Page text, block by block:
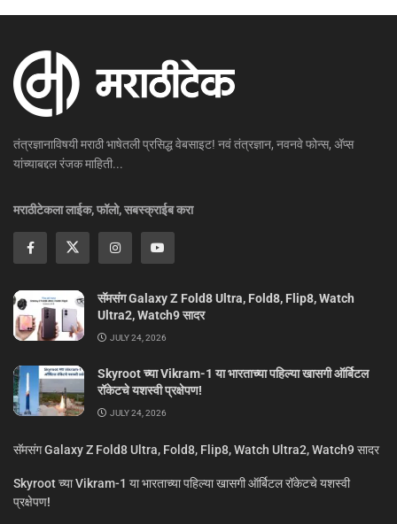
तंत्रज्ञानाविषयी मराठी भाषेतली प्रसिद्ध वेबसाइट! नवं तंत्रज्ञान, नवनवे फोन्स, ॲप्स
यांच्याबद्दल रंजक माहिती...
मराठीटेकला लाईक, फॉलो, सबस्क्राईब करा
सॅमसंग Galaxy Z Fold8 Ultra, Fold8, Flip8, Watch
Ultra2, Watch9 सादर
JULY 24, 2026
Skyroot च्या Vikram-1 या भारताच्या पहिल्या खासगी ऑर्बिटल
रॉकेटचे यशस्वी प्रक्षेपण!
JULY 24, 2026
सॅमसंग Galaxy Z Fold8 Ultra, Fold8, Flip8, Watch Ultra2, Watch9 सादर
Skyroot च्या Vikram-1 या भारताच्या पहिल्या खासगी ऑर्बिटल रॉकेटचे यशस्वी
प्रक्षेपण!